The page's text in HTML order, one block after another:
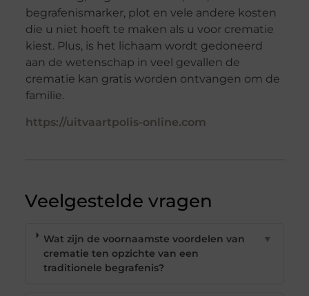
begrafenismarker, plot en vele andere kosten
die u niet hoeft te maken als u voor crematie
kiest. Plus, is het lichaam wordt gedoneerd
aan de wetenschap in veel gevallen de
crematie kan gratis worden ontvangen om de
familie.
https://uitvaartpolis-online.com
Veelgestelde vragen
Wat zijn de voornaamste voordelen van
crematie ten opzichte van een
traditionele begrafenis?
▼